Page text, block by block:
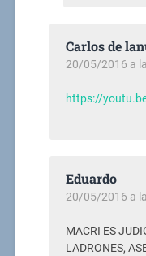
Carlos de
20/05/2016 a
https://
Eduardo
20/05/2016 a
MACRI ES
LADRONES,